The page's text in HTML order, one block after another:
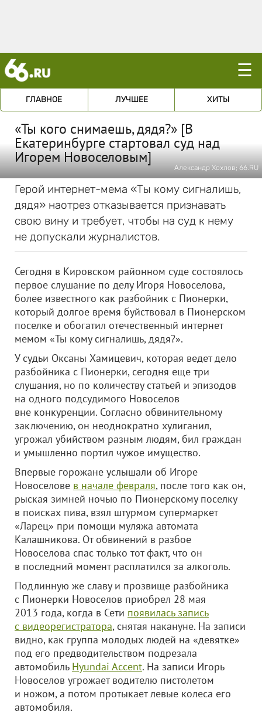
☰
ГЛАВНОЕ ЛУЧШЕЕ ХИТЫ
«Ты кого снимаешь, дядя?» [В
Екатеринбурге стартовал суд над
Игорем Новоселовым]
Александр Хохлов; 66.RU
Герой интернет-мема «Ты кому сигналишь,
дядя» наотрез отказывается признавать
свою вину и требует, чтобы на суд к нему
не допускали журналистов.
Сегодня в Кировском районном суде состоялось
первое слушание по делу Игоря Новоселова,
более известного как разбойник с Пионерки,
который долгое время буйствовал в Пионерском
поселке и обогатил отечественный интернет
мемом «Ты кому сигналишь, дядя?».
У судьи Оксаны Хамицевич, которая ведет дело
разбойника с Пионерки, сегодня еще три
слушания, но по количеству статьей и эпизодов
на одного подсудимого Новоселов
вне конкуренции. Согласно обвинительному
заключению, он неоднократно хулиганил,
угрожал убийством разным людям, бил граждан
и умышленно портил чужое имущество.
Впервые горожане услышали об Игоре
Новоселове в начале февраля, после того как он,
рыская зимней ночью по Пионерскому поселку
в поисках пива, взял штурмом супермаркет
«Ларец» при помощи муляжа автомата
Калашникова. От обвинений в разбое
Новоселова спас только тот факт, что он
в последний момент расплатился за алкоголь.
Подлинную же славу и прозвище разбойника
с Пионерки Новоселов приобрел 28 мая
2013 года, когда в Сети появилась запись
с видеорегистратора, снятая накануне. На записи
видно, как группа молодых людей на «девятке»
под его предводительством подрезала
автомобиль Hyundai Accent. На записи Игорь
Новоселов угрожает водителю пистолетом
и ножом, а потом протыкает левые колеса его
автомобиля.